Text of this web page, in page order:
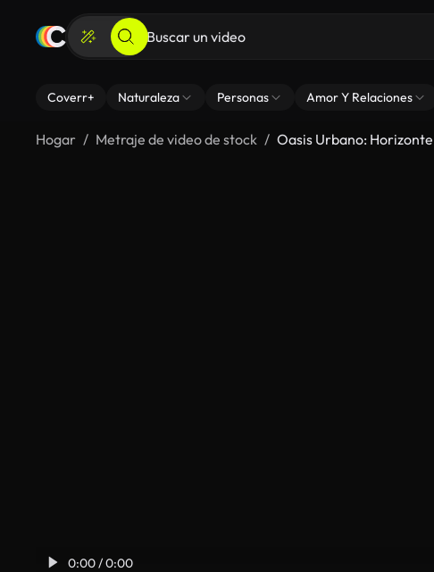
Coverr+ Naturaleza Personas Amor Y Relaciones
Hogar Metraje de video de stock Oasis Urbano:
0:00 / 0:00